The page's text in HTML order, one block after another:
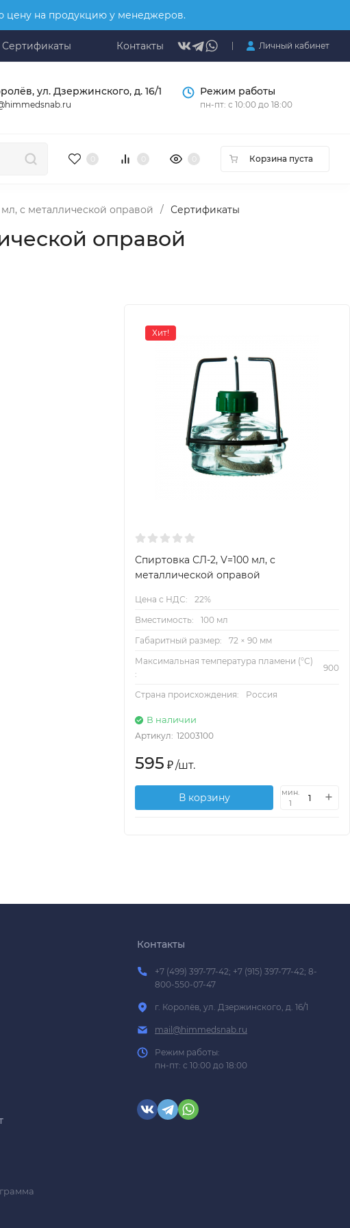
цену на продукцию у менеджеров.
Сертификаты Контакты Личный кабинет
ул. Дзержинского, д. 16/1 Режим работы
пн-пт: с 10:00 до 18:00
Корзина пуста
с металлической оправой / Сертификаты
оправой
Хит!
Спиртовка СЛ-2, V=100 мл, с
металлической оправой
Цена с НДС:
22%
Вместимость:
100 мл
Габаритный размер:
72 × 90 мм
Максимальная температура пламени (°С)
:
900
Страна происхождения: Россия
В наличии
Артикул: 12003100
595 ₽/шт.
В корзину
мин.
1
Контакты
+7 (499) 397-77-42; +7 (915) 397-77-42; 8-
800-550-07-47
г. Королёв, ул. Дзержинского, д. 16/1
mail@himmedsnab.ru
Режим работы:
пн-пт: с 10:00 до 18:00